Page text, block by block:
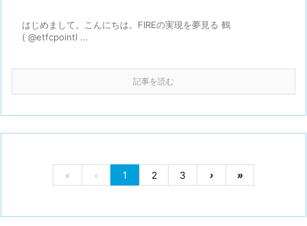
はじめまして。こんにちは。FIREの実現を夢見る 鶴
( @etfcpointl ...
記事を読む
« ‹ 1 2 3 › »